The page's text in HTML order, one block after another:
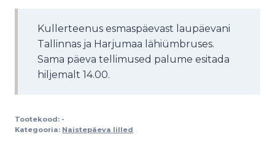
Kullerteenus esmaspäevast laupäevani
Tallinnas ja Harjumaa lähiümbruses.
Sama päeva tellimused palume esitada
hiljemalt 14.00.
Tootekood: -
Kategooria: Naistepäeva lilled